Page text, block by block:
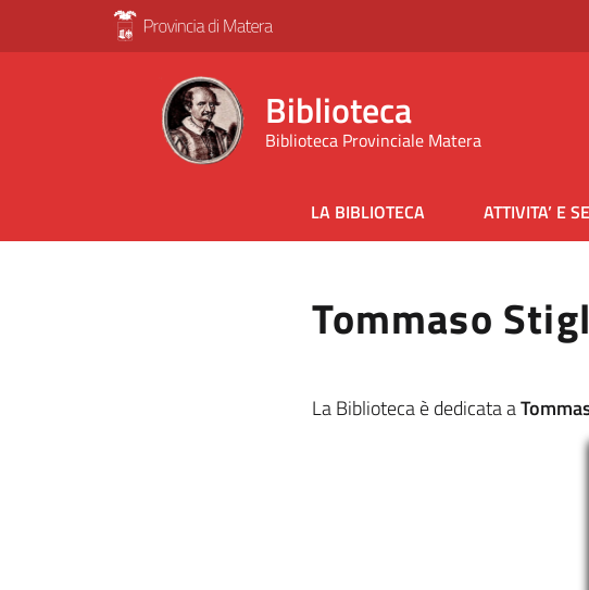
Biblioteca
Biblioteca Provinciale Matera
LA BIBLIOTECA ATTIVITA’ E
Tommaso
La Biblioteca è dedicata a